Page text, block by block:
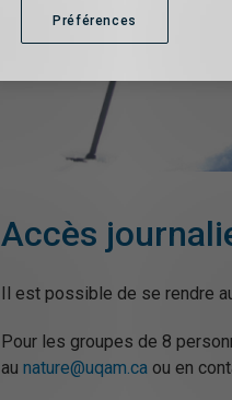
Accès
Il est possible de se rendre
Pour les groupes de 8
au nature@uqam.ca ou en
Préférences